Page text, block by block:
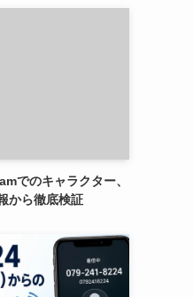
でのキャラクター、
から徹底検証